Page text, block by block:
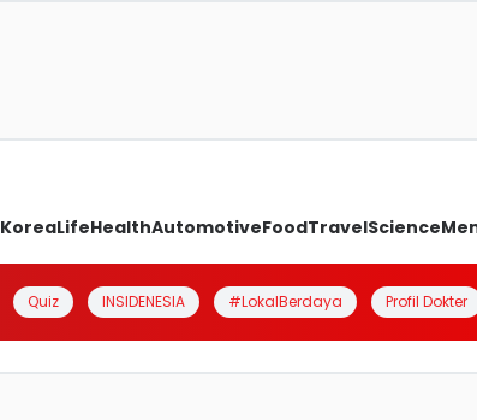
KoreaLifeHealthAutomotiveFoodTravelScience
Quiz INSIDENESIA #LokalBerdaya Profil Dokter